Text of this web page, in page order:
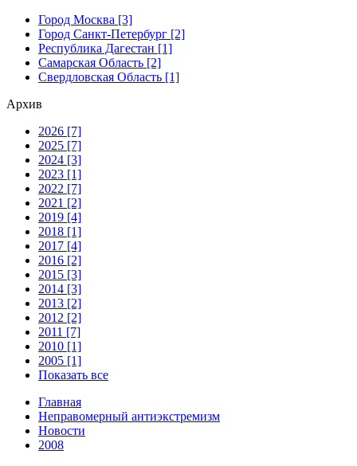
Город Москва [3]
Город Санкт-Петербург [2]
Республика Дагестан [1]
Самарская Область [2]
Свердловская Область [1]
Архив
2026 [7]
2025 [7]
2024 [3]
2023 [1]
2022 [7]
2021 [2]
2019 [4]
2018 [1]
2017 [4]
2016 [2]
2015 [3]
2014 [3]
2013 [2]
2012 [2]
2011 [7]
2010 [1]
2005 [1]
Показать все
Главная
Неправомерный антиэкстремизм
Новости
2008